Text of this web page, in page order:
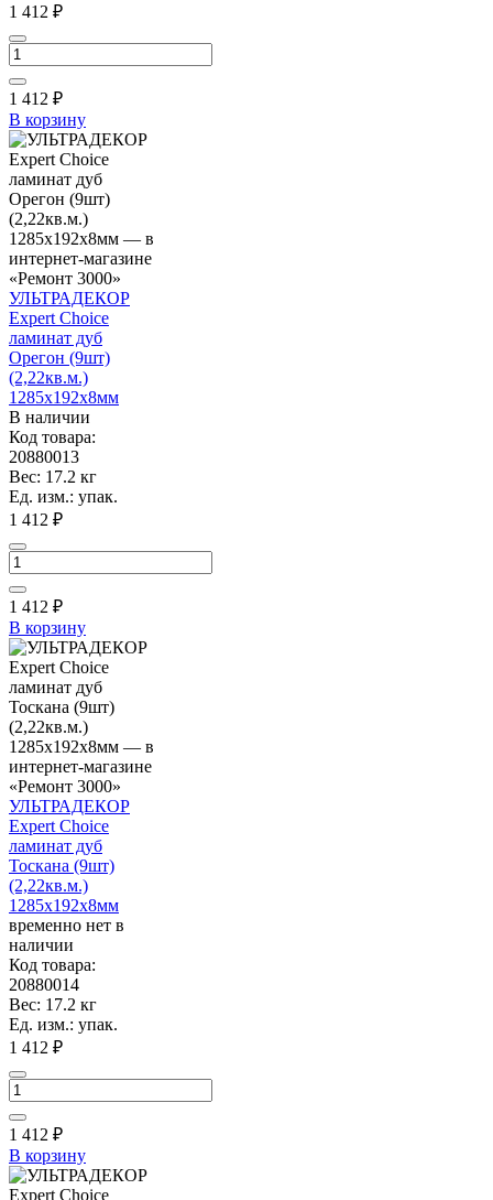
1 412 ₽
1 412 ₽
В корзину
УЛЬТРАДЕКОР
Expert Choice
ламинат дуб
Орегон (9шт)
(2,22кв.м.)
1285х192х8мм
В наличии
Код товара:
20880013
Вес: 17.2 кг
Ед. изм.: упак.
1 412 ₽
1 412 ₽
В корзину
УЛЬТРАДЕКОР
Expert Choice
ламинат дуб
Тоскана (9шт)
(2,22кв.м.)
1285х192х8мм
временно нет в
наличии
Код товара:
20880014
Вес: 17.2 кг
Ед. изм.: упак.
1 412 ₽
1 412 ₽
В корзину